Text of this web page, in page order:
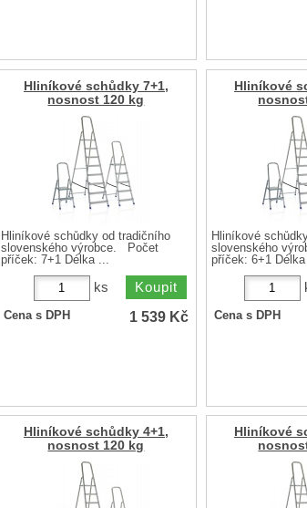
Hliníkové schůdky 7+1,
nosnost 120 kg
Hliníkové schůdky od tradičního
slovenského výrobce. Počet
příček: 7+1 Délka ...
ks
Cena s DPH 1 539 Kč
Hliníkové
Hliníkové
slovenského
příček: 6+1 Délka
Cena s DPH
Hliníkové schůdky 4+1,
nosnost 120 kg
Hliníkové